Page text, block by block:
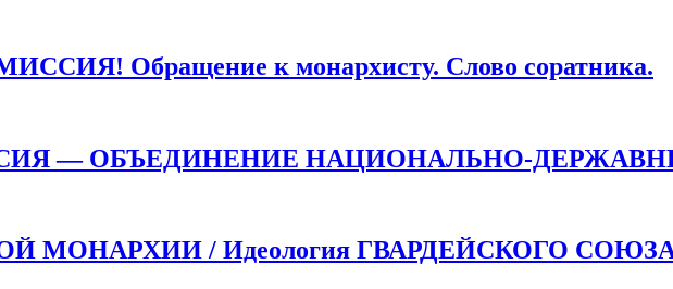
Обращение к монархисту. Слово соратника.
— ОБЪЕДИНЕНИЕ НАЦИОНАЛЬНО-
МОНАРХИИ / Идеология ГВАРДЕЙСКОГО